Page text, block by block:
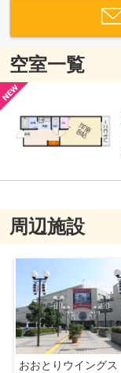
空室一覧
周辺施設
おおとりウイングス